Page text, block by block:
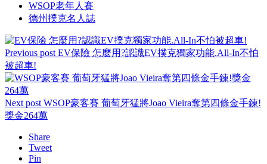
WSOP老年人賽
德州撲克名人誌
Previous post EV保險 怎麼用?認識EV撲克獨家功能.All-In不怕
被超車!
Next post WSOP豪客賽 葡萄牙猛將Joao Vieira奪第四條金手鍊!
獎金264萬
Share
Tweet
Pin